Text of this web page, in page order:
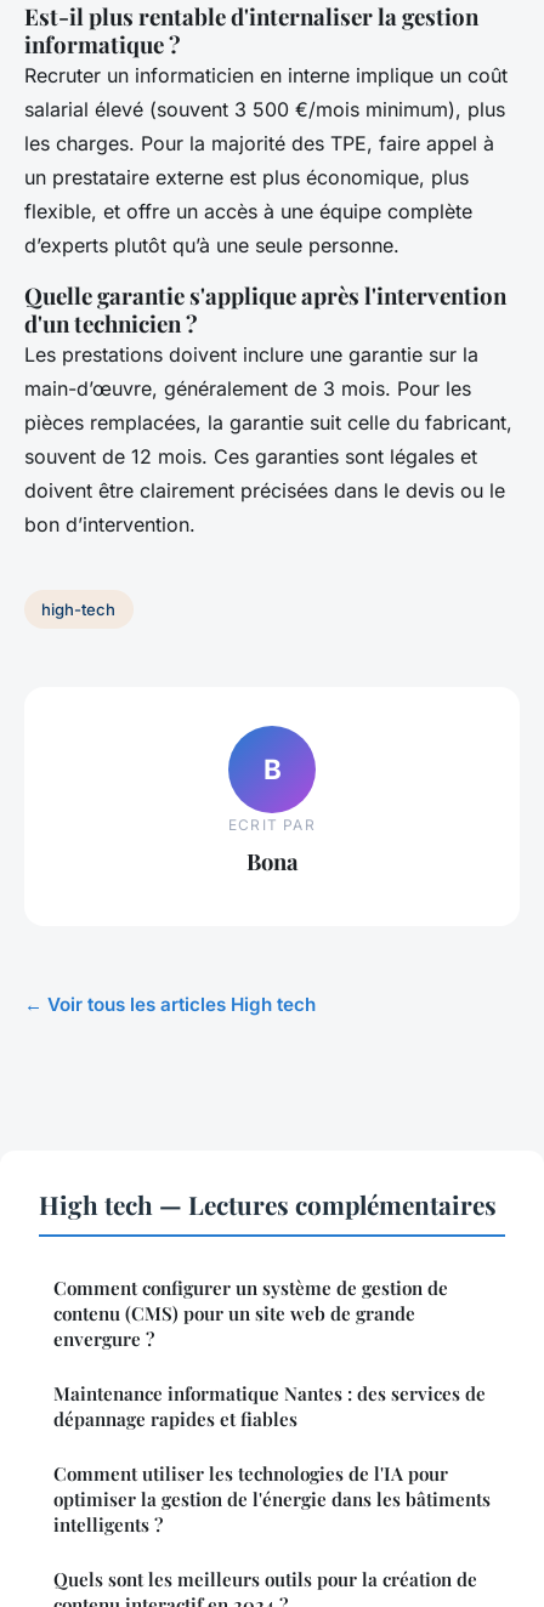
Est-il plus rentable d'internaliser la gestion
informatique ?
Recruter un informaticien en interne implique un coût
salarial élevé (souvent 3 500 €/mois minimum), plus
les charges. Pour la majorité des TPE, faire appel à
un prestataire externe est plus économique, plus
flexible, et offre un accès à une équipe complète
d’experts plutôt qu’à une seule personne.
Quelle garantie s'applique après l'intervention
d'un technicien ?
Les prestations doivent inclure une garantie sur la
main-d’œuvre, généralement de 3 mois. Pour les
pièces remplacées, la garantie suit celle du fabricant,
souvent de 12 mois. Ces garanties sont légales et
doivent être clairement précisées dans le devis ou le
bon d’intervention.
high-tech
B
ECRIT PAR
Bona
← Voir tous les articles High tech
High tech — Lectures complémentaires
Comment configurer un système de gestion de
contenu (CMS) pour un site web de grande
envergure ?
Maintenance informatique Nantes : des services de
dépannage rapides et fiables
Comment utiliser les technologies de l'IA pour
optimiser la gestion de l'énergie dans les bâtiments
intelligents ?
Quels sont les meilleurs outils pour la création de